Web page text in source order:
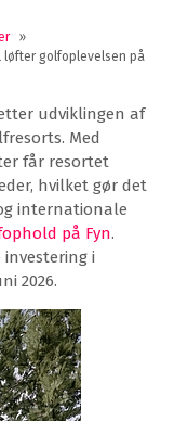
»
golfoplevelsen på
udviklingen af
Med
får resortet
hvilket gør det
internationale
på Fyn.
i
2026.